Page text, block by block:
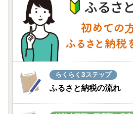
らくらく3ステップ
ふるさと納税の流れ